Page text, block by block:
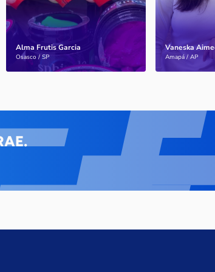
Alma Frutis Garcia
Osasco / SP
Saiba mais
Vaneska
Amapá / AP
Saiba mais